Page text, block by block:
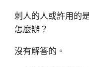
刺人的人或許用的
怎麼辦？
沒有解答的。